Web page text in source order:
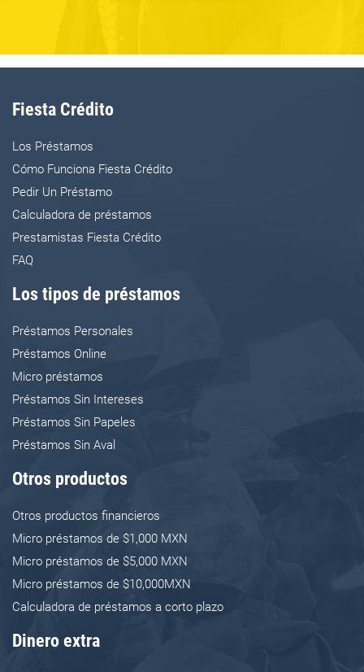
Los Préstamos
Cómo Funciona Fiesta Crédito
Pedir Un Préstamo
Calculadora de préstamos
Prestamistas Fiesta Crédito
Préstamos Personales
Préstamos Online
Micro préstamos
Préstamos Sin Intereses
Préstamos Sin Papeles
Préstamos Sin Aval
Otros productos financieros
Micro préstamos de $1,000 MXN
Micro préstamos de $5,000 MXN
Micro préstamos de $10,000MXN
Calculadora de préstamos a corto plazo